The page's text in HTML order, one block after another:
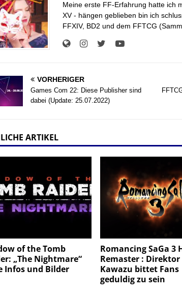
Meine erste FF-Erfahrung hatte ich
XV - hängen geblieben bin ich
FFXIV, BD2 und dem FFTCG
VORHERIGER
Games Com 22: Diese Publisher sind
dabei (Update: 25.07.2022)
ARTIKEL
of the Tomb
„The Nightmare“
Infos und Bilder
Romancing SaGa 3
Remaster : Direktor
Kawazu bittet Fans
geduldig zu sein